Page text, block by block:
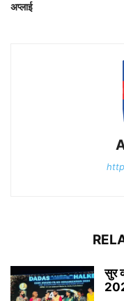
अप्लाई
सुर